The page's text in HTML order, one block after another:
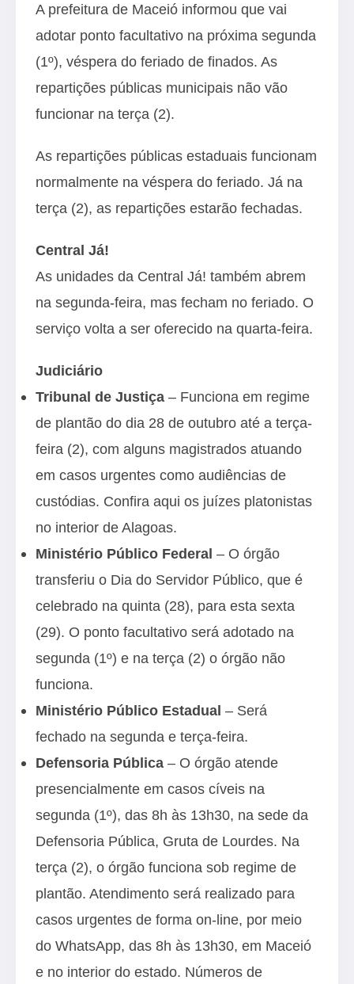
A prefeitura de Maceió informou que vai
adotar ponto facultativo na próxima segunda
(1º), véspera do feriado de finados. As
repartições públicas municipais não vão
funcionar na terça (2).
As repartições públicas estaduais funcionam
normalmente na véspera do feriado. Já na
terça (2), as repartições estarão fechadas.
Central Já!
As unidades da Central Já! também abrem
na segunda-feira, mas fecham no feriado. O
serviço volta a ser oferecido na quarta-feira.
Judiciário
Tribunal de Justiça – Funciona em regime
de plantão do dia 28 de outubro até a terça-
feira (2), com alguns magistrados atuando
em casos urgentes como audiências de
custódias. Confira aqui os juízes platonistas
no interior de Alagoas.
Ministério Público Federal – O órgão
transferiu o Dia do Servidor Público, que é
celebrado na quinta (28), para esta sexta
(29). O ponto facultativo será adotado na
segunda (1º) e na terça (2) o órgão não
funciona.
Ministério Público Estadual – Será
fechado na segunda e terça-feira.
Defensoria Pública – O órgão atende
presencialmente em casos cíveis na
segunda (1º), das 8h às 13h30, na sede da
Defensoria Pública, Gruta de Lourdes. Na
terça (2), o órgão funciona sob regime de
plantão. Atendimento será realizado para
casos urgentes de forma on-line, por meio
do WhatsApp, das 8h às 13h30, em Maceió
e no interior do estado. Números de